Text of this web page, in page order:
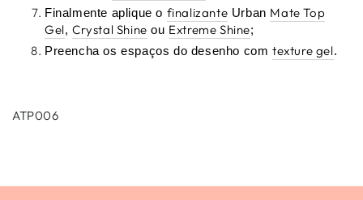
Finalmente aplique o finalizante Urban Mate Top
Gel,Crystal Shine ou Extreme Shine;
Preencha os espaços do desenho com texture gel.
ATP006